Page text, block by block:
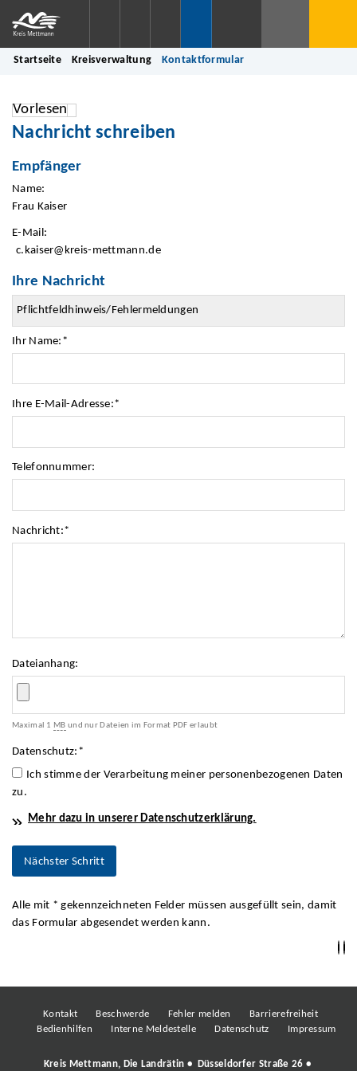
Startseite Kreisverwaltung Kontaktformular
Vorlesen
Nachricht schreiben
Empfänger
Name:
Frau Kaiser
E-Mail:
c.kaiser@kreis-mettmann.de
Ihre Nachricht
Ihr Name: *
Ihre E-Mail-Adresse:*
Telefonnummer:
Nachricht:*
Dateianhang:
Maximal 1 MB und nur Dateien im Format PDF erlaubt
Datenschutz: *
Ich stimme der Verarbeitung meiner personenbezogenen Daten
zu.
Mehr dazu in unserer Datenschutzerklärung.
Alle mit * gekennzeichneten Felder müssen ausgefüllt sein, damit
das Formular abgesendet werden kann.
Kontakt Beschwerde Fehler melden
Barrierefreiheit
Bedienhilfen
Interne Meldestelle Datenschutz Impressum
Kreis Mettmann, Die Landrätin • Düsseldorfer Straße 26 •